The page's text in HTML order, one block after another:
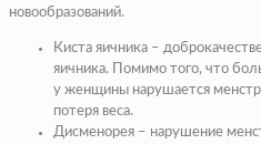
новообразований.
Киста яичника –
яичника. Помимо того, что
у женщины нарушается
потеря веса.
Дисменорея – нарушение